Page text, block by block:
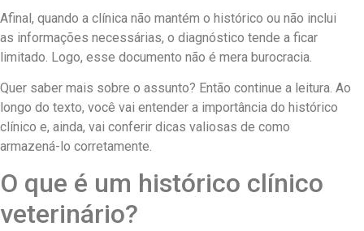
Afinal, quando a clínica não mantém o histórico ou não inclui
as informações necessárias, o diagnóstico tende a ficar
limitado. Logo, esse documento não é mera burocracia.
Quer saber mais sobre o assunto? Então continue a leitura. Ao
longo do texto, você vai entender a importância do histórico
clínico e, ainda, vai conferir dicas valiosas de como
armazená-lo corretamente.
O que é um histórico clínico
veterinário?